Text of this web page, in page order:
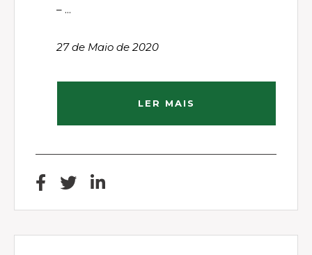
– ...
27 de Maio de 2020
LER MAIS